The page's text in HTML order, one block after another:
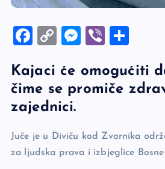
F
c
e
b
o
o
C
p
y
Li
n
k
M
se
n
er
Vi
er ar
e
Kajaci će omogućiti
čime se promiče
zajednici.
Juče je u Diviču kod Zvornika
za ljudska prava i izbjeglice